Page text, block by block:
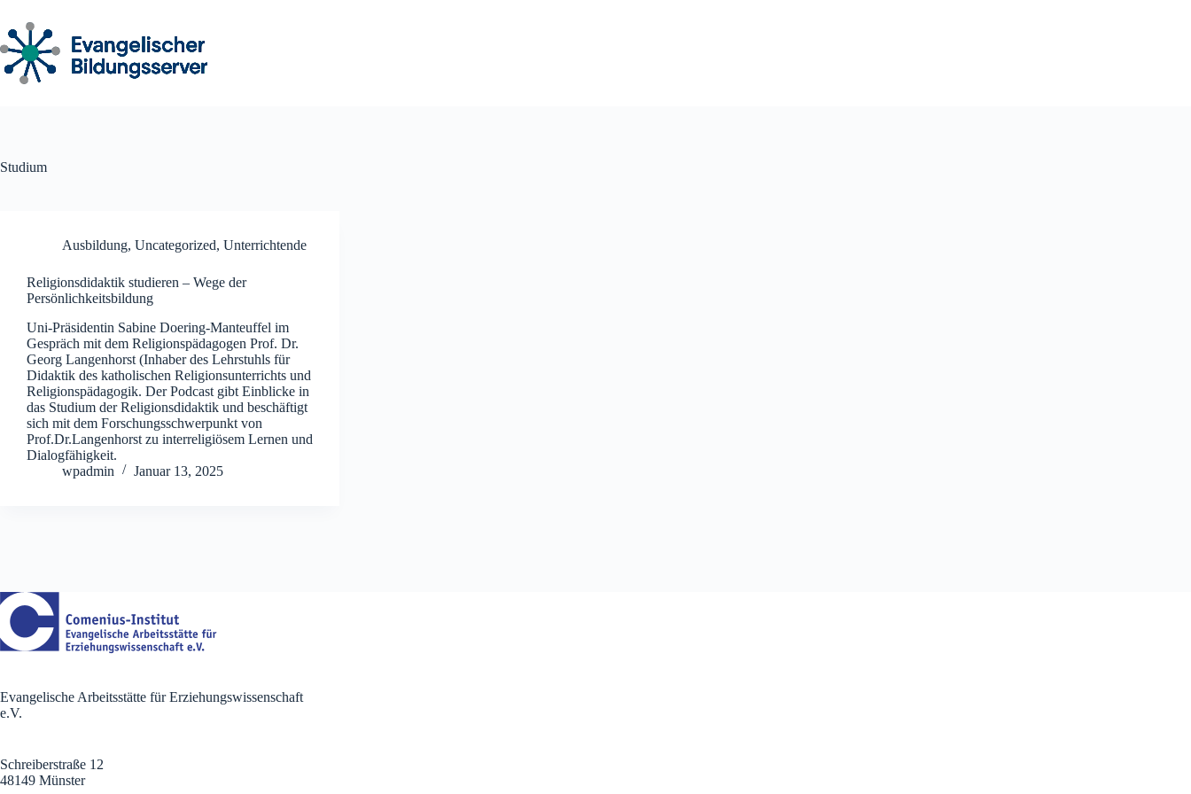
Inhalt
springen
Studium
Ausbildung, Uncategorized, Unterrichtende
Religionsdidaktik studieren – Wege der
Persönlichkeitsbildung
Uni-Präsidentin Sabine Doering-Manteuffel im
Gespräch mit dem Religionspädagogen Prof. Dr.
Georg Langenhorst (Inhaber des Lehrstuhls für
Didaktik des katholischen Religionsunterrichts und
Religionspädagogik. Der Podcast gibt Einblicke in
das Studium der Religionsdidaktik und beschäftigt
sich mit dem Forschungsschwerpunkt von
Prof.Dr.Langenhorst zu interreligiösem Lernen und
Dialogfähigkeit.
wpadmin
Januar 13, 2025
Evangelische Arbeitsstätte für Erziehungswissenschaft
e.V.
Schreiberstraße 12
48149 Münster